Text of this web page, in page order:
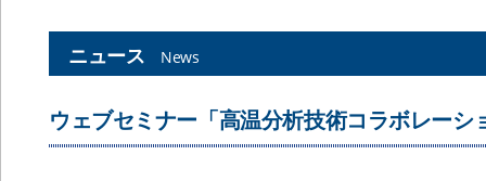
ニュース News
ウェブセミナー「高温分析技術コラボレーシ